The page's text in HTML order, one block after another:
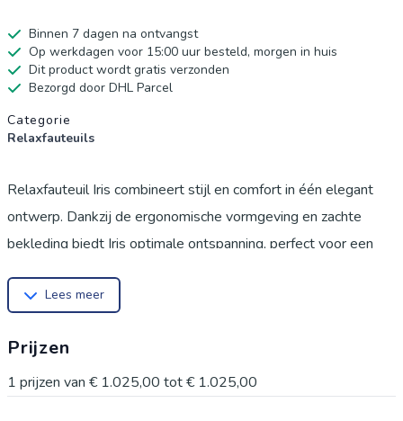
Binnen 7 dagen na ontvangst
Op werkdagen voor 15:00 uur besteld, morgen in huis
Dit product wordt gratis verzonden
Bezorgd door DHL Parcel
Productgegevens
Categorie
Relaxfauteuils
Relaxfauteuil Iris combineert stijl en comfort in één elegant
ontwerp. Dankzij de ergonomische vormgeving en zachte
bekleding biedt Iris optimale ontspanning, perfect voor een
moeiteloos past in elk interieur en uitnodigt om heerlijk te
Lees meer
Prijzen
1 prijzen van € 1.025,00 tot€ 1.025,00